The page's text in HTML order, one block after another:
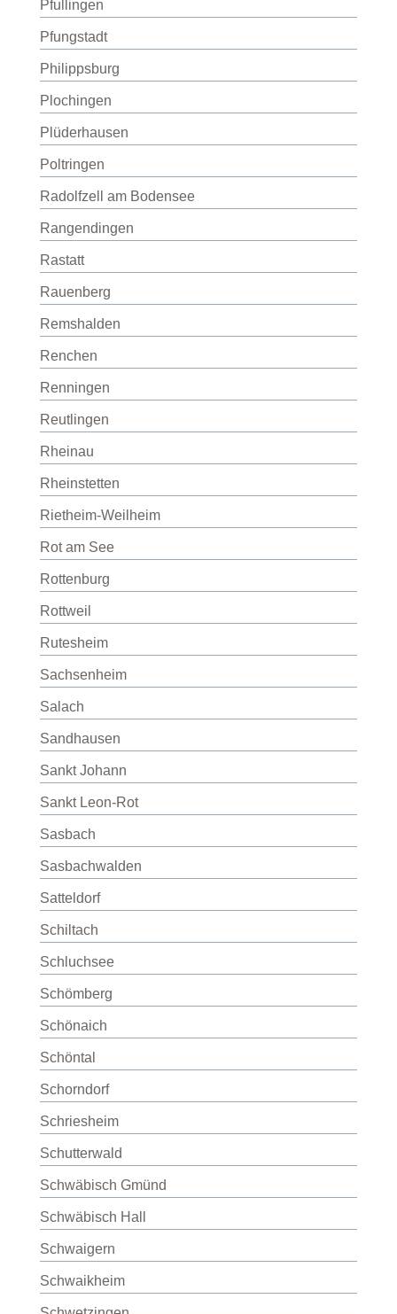
Pfullingen
Pfungstadt
Philippsburg
Plochingen
Plüderhausen
Poltringen
Radolfzell am Bodensee
Rangendingen
Rastatt
Rauenberg
Remshalden
Renchen
Renningen
Reutlingen
Rheinau
Rheinstetten
Rietheim-Weilheim
Rot am See
Rottenburg
Rottweil
Rutesheim
Sachsenheim
Salach
Sandhausen
Sankt Johann
Sankt Leon-Rot
Sasbach
Sasbachwalden
Satteldorf
Schiltach
Schluchsee
Schömberg
Schönaich
Schöntal
Schorndorf
Schriesheim
Schutterwald
Schwäbisch Gmünd
Schwäbisch Hall
Schwaigern
Schwaikheim